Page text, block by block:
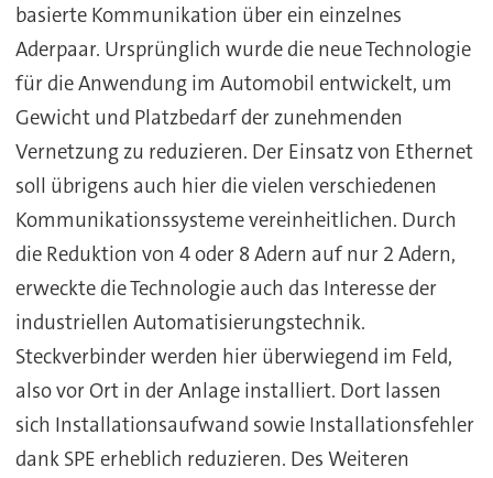
basierte Kommunikation über ein einzelnes
Aderpaar. Ursprünglich wurde die neue Technologie
für die Anwendung im Automobil entwickelt, um
Gewicht und Platzbedarf der zunehmenden
Vernetzung zu reduzieren. Der Einsatz von Ethernet
soll übrigens auch hier die vielen verschiedenen
Kommunikationssysteme vereinheitlichen. Durch
die Reduktion von 4 oder 8 Adern auf nur 2 Adern,
erweckte die Technologie auch das Interesse der
industriellen Automatisierungstechnik.
Steckverbinder werden hier überwiegend im Feld,
also vor Ort in der Anlage installiert. Dort lassen
sich Installationsaufwand sowie Installationsfehler
dank SPE erheblich reduzieren. Des Weiteren